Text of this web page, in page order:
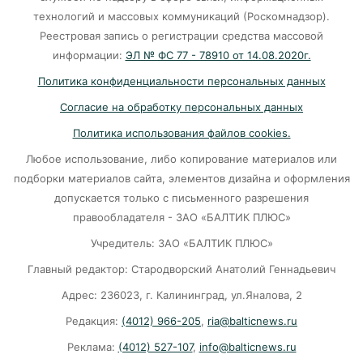
Нельзя пропустить: «Родники‑2026» –
«3 млрд с “Геоизола”»: Суд наказал
подрядчика за срыв терминала в Пионерском
«16 станций до конца года»: губернатор
продукты рванули в космос
технологий и массовых коммуникаций (Роскомнадзор).
Реестровая запись о регистрации средства массовой
информации: ЭЛ № ФС 77 - 78910 от 14.08.2020г.
Политика конфиденциальности персональных данных
Согласие на обработку персональных данных
Политика использования файлов cookies.
Любое использование, либо копирование материалов или
подборки материалов сайта, элементов дизайна и оформления
допускается только с письменного разрешения
правообладателя - ЗАО «БАЛТИК ПЛЮС»
Учредитель: ЗАО «БАЛТИК ПЛЮС»
Главный редактор: Стародворский Анатолий Геннадьевич
Адрес: 236023, г. Калининград, ул.Яналова, 2
Редакция: (4012) 966-205, ria@balticnews.ru
Реклама: (4012) 527-107, info@balticnews.ru